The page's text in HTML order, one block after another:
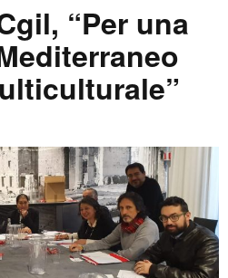
“Per una